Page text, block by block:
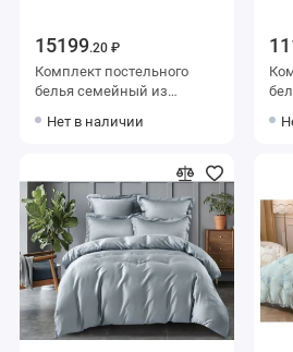
15199.20 ₽
Комплект постельного
белья семейный из
50х70 2 шт и с
Нет в наличии
белья евро
с